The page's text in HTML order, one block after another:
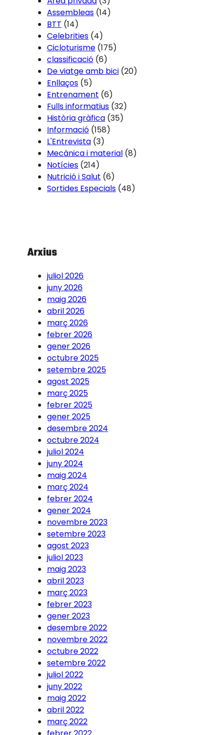
Assembleas (14)
BTT (14)
Celebrities (4)
Cicloturisme (175)
classificació (6)
De viatge amb bici (20)
Enllaços (5)
Entrenament (6)
Fulls informatius (32)
Història gràfica (35)
Informació (158)
L'Entrevista (3)
Mecànica i material (8)
Notícies (214)
Nutrició i Salut (6)
Sortides Especials (48)
Arxius
juliol 2026
juny 2026
maig 2026
abril 2026
març 2026
febrer 2026
gener 2026
octubre 2025
setembre 2025
agost 2025
març 2025
febrer 2025
gener 2025
desembre 2024
octubre 2024
juliol 2024
juny 2024
maig 2024
març 2024
febrer 2024
gener 2024
novembre 2023
setembre 2023
agost 2023
juliol 2023
maig 2023
abril 2023
març 2023
febrer 2023
gener 2023
desembre 2022
novembre 2022
octubre 2022
setembre 2022
juliol 2022
juny 2022
maig 2022
abril 2022
març 2022